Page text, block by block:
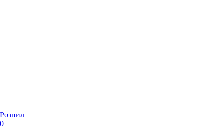
Розпил
0